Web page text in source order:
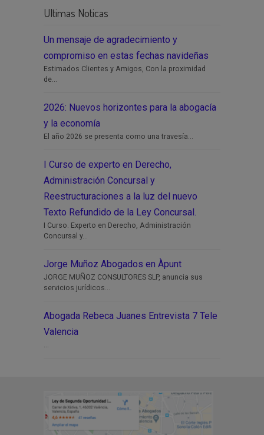
Ultimas Noticas
Un mensaje de agradecimiento y
compromiso en estas fechas navideñas
Estimados Clientes y Amigos, Con la proximidad
de...
2026: Nuevos horizontes para la abogacía
y la economía
El año 2026 se presenta como una travesía...
I Curso de experto en Derecho,
Administración Concursal y
Reestructuraciones a la luz del nuevo
Texto Refundido de la Ley Concursal.
I Curso. Experto en Derecho, Administración
Concursal y...
Jorge Muñoz Abogados en Àpunt
JORGE MUÑOZ CONSULTORES SLP, anuncia sus
servicios jurídicos...
Abogada Rebeca Juanes Entrevista 7 Tele
Valencia
...